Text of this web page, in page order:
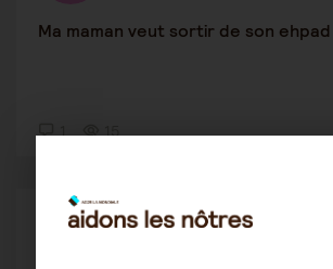
Ma maman veut sortir de son ehpad
1 15